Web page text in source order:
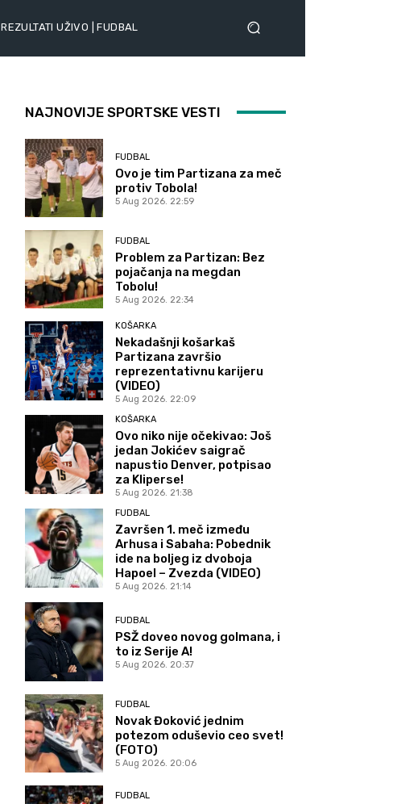
REZULTATI UŽIVO | FUDBAL
NAJNOVIJE SPORTSKE VESTI
FUDBAL
Ovo je tim Partizana za meč
protiv Tobola!
5 Aug 2026. 22:59
FUDBAL
Problem za Partizan: Bez
pojačanja na megdan
Tobolu!
5 Aug 2026. 22:34
KOŠARKA
Nekadašnji košarkaš
Partizana završio
reprezentativnu karijeru
(VIDEO)
5 Aug 2026. 22:09
KOŠARKA
Ovo niko nije očekivao: Još
jedan Jokićev saigrač
napustio Denver, potpisao
za Kliperse!
5 Aug 2026. 21:38
FUDBAL
Završen 1. meč između
Arhusa i Sabaha: Pobednik
ide na boljeg iz dvoboja
Hapoel – Zvezda (VIDEO)
5 Aug 2026. 21:14
FUDBAL
PSŽ doveo novog golmana, i
to iz Serije A!
5 Aug 2026. 20:37
FUDBAL
Novak Đoković jednim
potezom oduševio ceo svet!
(FOTO)
5 Aug 2026. 20:06
FUDBAL